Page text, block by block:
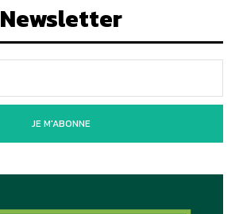
Newsletter
JE M'ABONNE